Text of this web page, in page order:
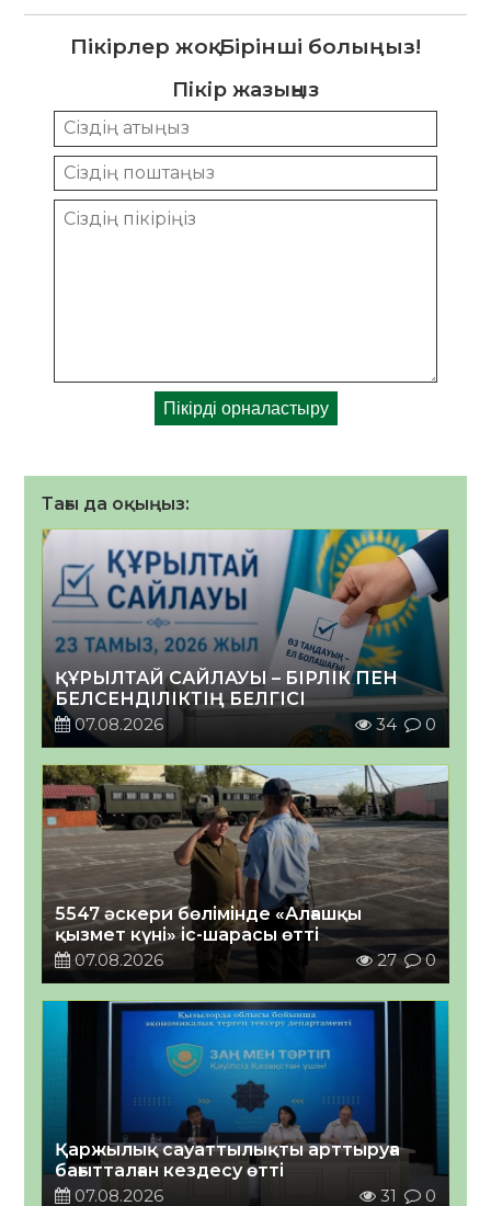
Пікірлер жоқ. Бірінші болыңыз!
Пікір жазыңыз
Тағы да оқыңыз:
ҚҰРЫЛТАЙ САЙЛАУЫ – БІРЛІК ПЕН
БЕЛСЕНДІЛІКТІҢ БЕЛГІСІ
07.08.2026
34 0
5547 әскери бөлімінде «Алғашқы
қызмет күні» іс-шарасы өтті
07.08.2026
27 0
Қаржылық сауаттылықты арттыруға
бағытталған кездесу өтті
07.08.2026
31 0